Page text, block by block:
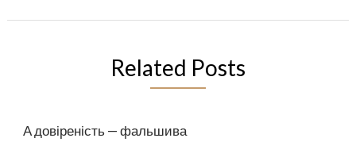
Related Posts
А довіреність — фальшива